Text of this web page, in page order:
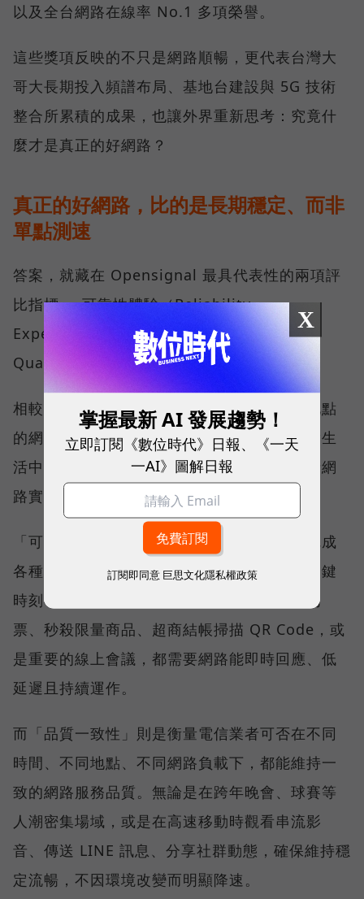
以及全台網路在線率 No.1 多項榮譽。
這些獎項反映的不只是網路順暢，更代表台灣大
哥大長期投入頻譜布局、基地台建設與 5G 技術
整合所累積的成果，也讓外界重新思考：究竟什
麼才是真正的好網路？
真正的好網路，比的是長期穩定、而非
單點測速
答案，就藏在 Opensignal 最具代表性的兩項評
比指標──可靠性體驗（Reliability
Experience）與品質一致性（Consistent
Quality）。
相較於傳統下載速度只反映單一時間、單一地點
的網路表現，這兩項指標更重視使用者在真實生
活中的整體體驗，因此也是最能反映電信業者網
路實力、最難取得的獎項。
「可靠性體驗」衡量的是使用者是否能順利完成
各種數位應用，因此，考驗的是網路服務在關鍵
時刻不中斷的能力。例如，搶購熱門演唱會門
票、秒殺限量商品、超商結帳掃描 QR Code，或
是重要的線上會議，都需要網路能即時回應、低
延遲且持續運作。
而「品質一致性」則是衡量電信業者可否在不同
時間、不同地點、不同網路負載下，都能維持一
致的網路服務品質。無論是在跨年晚會、球賽等
人潮密集場域，或是在高速移動時觀看串流影
音、傳送 LINE 訊息、分享社群動態，確保維持穩
定流暢，不因環境改變而明顯降速。
X
掌握最新 AI 發展趨勢！
立即訂閱《數位時代》日報、《一天
一AI》圖解日報
訂閱即同意 巨思文化隱私權政策